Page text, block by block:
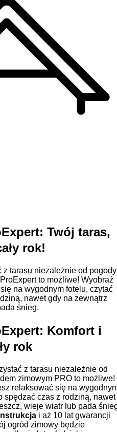
Twój taras,
rok!
z tarasu niezależnie od
to możliwe! Wyobraź
na wygodnym fotelu, czytać
nawet gdy na zewnątrz
śnieg.
Komfort i
rok
z tarasu niezależnie od
zimowym PRO to możliwe!
relaksować się na
spędzać czas z rodziną, nawet
wieje wiatr lub pada
i aż 10 lat gwarancji
ogród zimowy będzie